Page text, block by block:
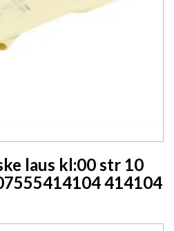
laus kl:00 str 10
414104